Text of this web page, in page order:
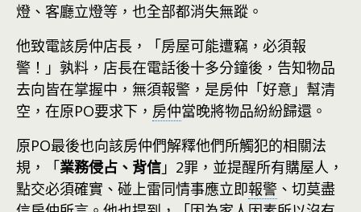
燈、客廳立燈等，也全部都消失無蹤。
他致電該房仲店長，「房屋可能遭竊，必須報
警！」孰料，店長在電話後十多分鐘後，告知物品
去向皆在掌握中，無須報警，是房仲「好意」幫清
空，在原PO要求下， 房仲當晚將物品紛紛歸還。
原PO最後也向該房仲們解釋他們所觸犯的相關法
規，「業務侵占、背信 」2罪，並提醒所有購屋人，
點交必須確實、碰上雷同情事應立即報警 、切莫盡